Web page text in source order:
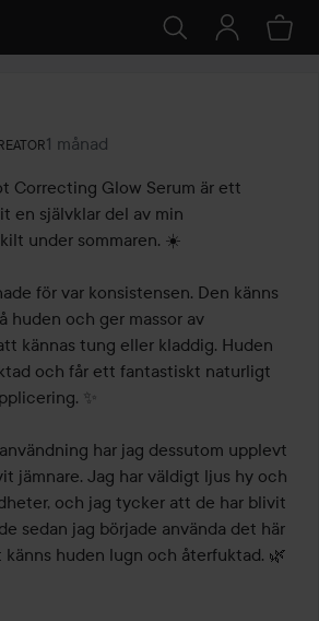
roll: Lyko Creator.
1 månad
Inlägget skapades 1 månad
Correcting Glow Serum är ett
en självklar del av min
under sommaren. ☀️
för var konsistensen. Den känns
huden och ger massor av
kännas tung eller kladdig. Huden
och får ett fantastiskt naturligt
✨
har jag dessutom upplevt
jämnare. Jag har väldigt ljus hy och
och jag tycker att de har blivit
sedan jag började använda det här
känns huden lugn och återfuktad. 🌿